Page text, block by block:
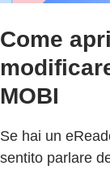
Come
MOBI
Se hai un
sentito parlare